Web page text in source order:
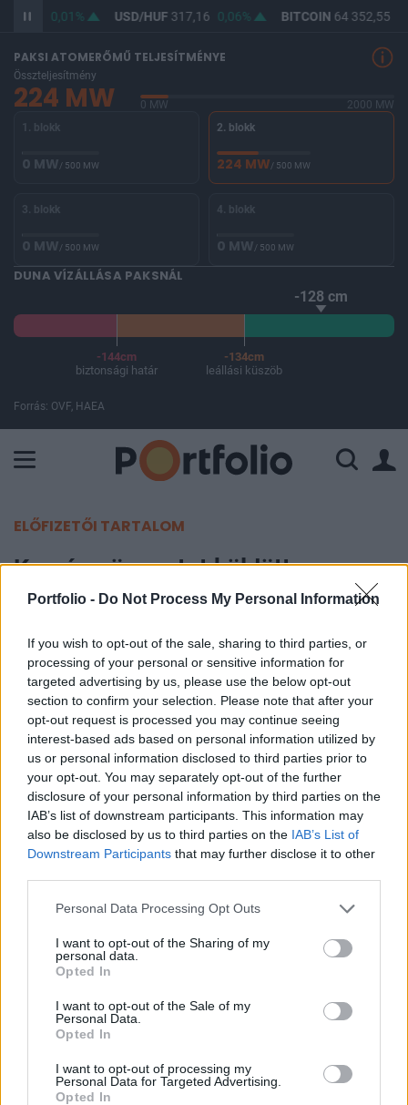
Portfolio - Do Not Process My Personal Information
If you wish to opt-out of the sale, sharing to third parties, or
processing of your personal or sensitive information for
targeted advertising by us, please use the below opt-out
section to confirm your selection. Please note that after your
opt-out request is processed you may continue seeing
interest-based ads based on personal information utilized by
us or personal information disclosed to third parties prior to
your opt-out. You may separately opt-out of the further
disclosure of your personal information by third parties on the
IAB’s list of downstream participants. This information may
also be disclosed by us to third parties on the IAB’s List of
Downstream Participants that may further disclose it to other
Personal Data Processing Opt Outs
I want to opt-out of the Sharing of my
personal data.
Opted In
I want to opt-out of the Sale of my
Personal Data.
Opted In
I want to opt-out of processing my
Personal Data for Targeted Advertising.
Opted In
365,44 0,01% USD/HUF317,16 0,06% BITCOIN64 352,55
PAKSI ATOMERŐMŰ TELJESÍTMÉNYE
Összteljesítmény
224 MW 0 MW
2000 MW
1. blokk
0 MW/ 500 MW
2. blokk
224 MW/ 500 MW
3. blokk
0 MW/ 500 MW
4. blokk
0 MW/ 500 MW
DUNA VÍZÁLLÁSA PAKSNÁL
-128 cm
-144cm
biztonsági határ
-134cm
leállási küszöb
Forrás: OVF, HAEA
ELŐFIZETŐI TARTALOM
Kemény üzenetet küldött
Vlagyimir Putyin
MTI
2024. január 25. 19:31
Az Oroszországi Föderáció sohasem fogja
megengedni, hogy semmibe vegyék az érdekeit -
jelentette ki Vlagyimir Putyin orosz elnök
csütörtökön Kalinyingrádban, egy egyetemi
hallgatókkal tartott találkozón.
Az országnak a saját felfogása szerint kell élnie, a nemzeti
Putyin a Kalinyingrádi területen egyetemi hallgatókkal
vezérelnek bennünket, és hogy sikerre törekszünk, azt
jelenti, hogy tiszteletben tartjuk...
KEDVES OLVASÓNK!
A keresett cikk a portfolio.hu hírarchívumához
tartozik, melynek olvasása előfizetéses